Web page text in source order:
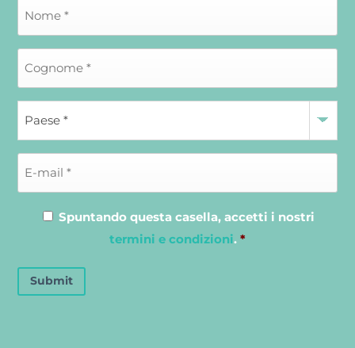
Spuntando questa casella, accetti i nostri
termini e condizioni. *
Submit